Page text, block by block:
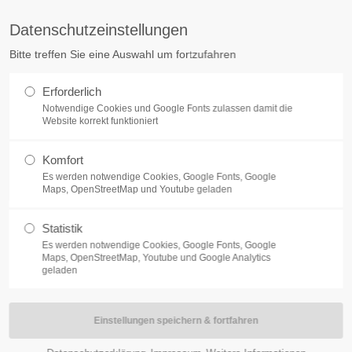
Get in touch
Cybersteel Inc.
376-293 City Road, Suite 600
San Francisco, CA 94102
+44 1234 567 890
consectetuer
magnis dis
Datenschutzeinstellungen
Bitte treffen Sie eine Auswahl um fortzufahren
Erforderlich
Notwendige Cookies und Google Fonts zulassen damit die
Website korrekt funktioniert
Komfort
Es werden notwendige Cookies, Google Fonts, Google
Maps, OpenStreetMap und Youtube geladen
Statistik
Es werden notwendige Cookies, Google Fonts, Google
Maps, OpenStreetMap, Youtube und Google Analytics
geladen